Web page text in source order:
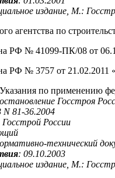
издание, М.:
агентства по
РФ № 41099-ПК/08 от
РФ № 3757 от 21.02.2011
по применению
Госстроя
81-36.2004
Госстрой России
технический
: 09.10.2003
издание, М.: